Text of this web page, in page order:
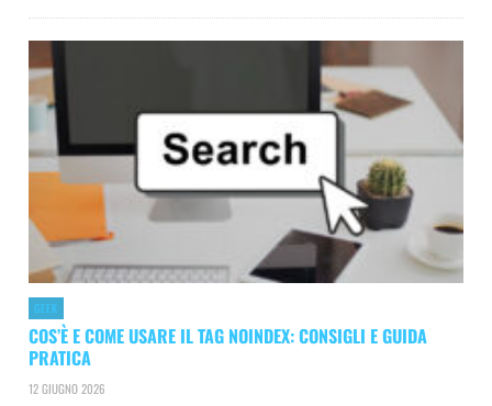
GEEK
COS’È E COME USARE IL TAG NOINDEX: CONSIGLI E GUIDA
PRATICA
12 GIUGNO 2026